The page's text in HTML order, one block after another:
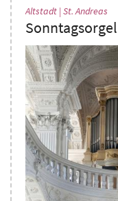
Altstadt | St. Andreas
Sonntagsorgel